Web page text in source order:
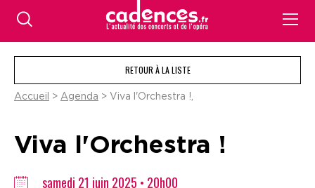
RETOUR À LA LISTE
Accueil > Agenda > Viva l'Orchestra !,
Viva l'Orchestra !
samedi 21 juin 2025 • 20h00